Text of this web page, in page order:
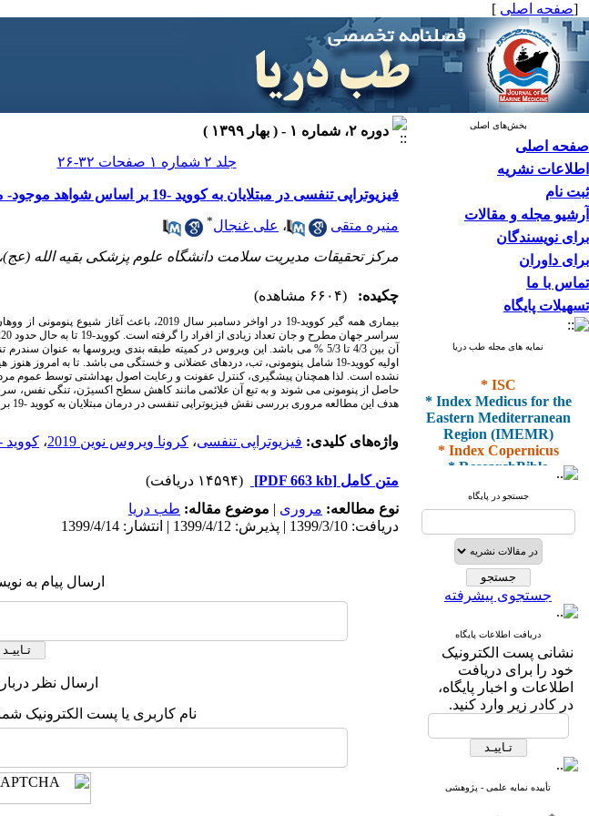
[صفحه اصلی ]
بخش‌های اصلی
صفحه اصلی
اطلاعات نشریه
ثبت نام
آرشیو مجله و مقالات
برای نویسندگان
برای داوران
تماس با ما
تسهیلات پایگاه
نمایه های مجله طب دریا
* ISC
* Index Medicus for the
Eastern Mediterranean
Region (IMEMR)
* Index Copernicus
* ResearchBible
* I2OR
* ROAD
* Scientific Indexing
Services
* SID
* Magiran
* Google Scholar
و دارای رتبه علمی
پژوهشی
از کمیسیون نشریات
وزارت بهداشت و درمان
* Index Medicus for the
جستجو در پایگاه
جستجوی پیشرفته
دریافت اطلاعات پایگاه
نشانی پست الکترونیک
خود را برای دریافت
اطلاعات و اخبار پایگاه،
در کادر زیر وارد کنید.
تأییده نمایه علمی - پژوهشی
دوره ۲، شماره ۱ - ( بهار ۱۳۹۹ )
جلد ۲ شماره ۱ صفحات ۳۲-۲۶
فیزیوتراپی تنفسی در مبتلایان به کووید -19 بر اساس شواهد موجود- مطالعه مروری
منیره متقی ، علی غنجال*
مرکز تحقیقات مدیریت سلامت دانشگاه علوم پزشکی بقیه الله (عج)،
چکیده: (۶۶۰۴ مشاهده)
بیماری همه گیر کووید-19 در اواخر دسامبر سال
آن بین 4/3 تا 5/3 % می باشد. این ویروس در کمیته طبقه بندی ویروسها به عنوان سندرم تنفسی حاد شدید (
اولیه کووید-19 شامل پنومونی، تب، دردهای عضلانی و خستگی می باشد. تا به
نشده است. لذا همچنان پیشگیری، کنترل عفونت و رعایت اصول بهداشتی توسط عموم
حاصل از پنومونی می شوند و به تبع آن علائمی مانند کاهش سطح اکسیژن، تنگی نفس،
هدف این مطالعه مروری بررسی نقش فیزیوتراپی تنفسی در درمان مبتلایان به کووید -19 بر اساس شواهد موجود می باشد.
واژه‌های کلیدی: فیزیوتراپی تنفسی، کرونا ویروس نوین 2019 ، کووید -
متن کامل [PDF 663 kb]
(۱۴۵۹۴ دریافت)
نوع مطالعه: مروری | موضوع مقاله: طب دریا
دریافت: 1399/3/10 | پذیرش: 1399/4/12 | انتشار: 1399/4/14
ارسال پیام به
ارسال نظر
نام کاربری یا پست الکترونیک